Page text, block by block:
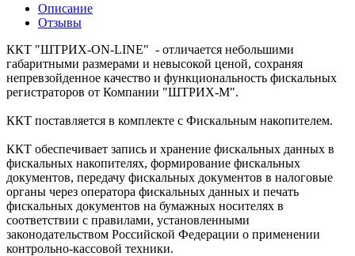
Описание
Отзывы
ККТ "ШТРИХ-ON-LINE" - отличается небольшими
габаритными размерами и невысокой ценой, сохраняя
непревзойденное качество и функциональность фискальных
регистраторов от Компании "ШТРИХ-М".
ККТ поставляется в комплекте с Фискальным накопителем.
ККТ обеспечивает запись и хранение фискальных данных в
фискальных накопителях, формирование фискальных
документов, передачу фискальных документов в налоговые
органы через оператора фискальных данных и печать
фискальных документов на бумажных носителях в
соответствии с правилами, установленными
законодательством Российской Федерации о применении
контрольно-кассовой техники.